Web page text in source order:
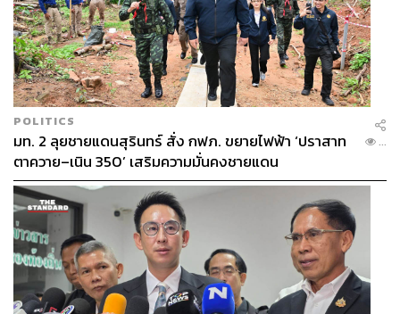
POLITICS
มท. 2 ลุยชายแดนสุรินทร์ สั่ง กฟภ. ขยายไฟฟ้า ‘ปราสาท
ตาควาย–เนิน 350’ เสริมความมั่นคงชายแดน
...